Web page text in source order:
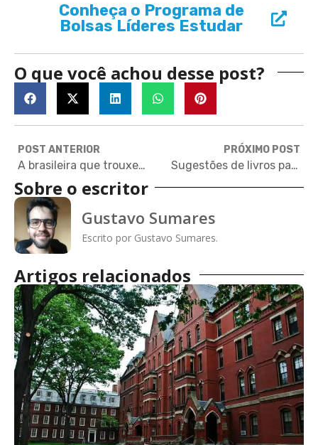
Conheça o Programa de
Bolsas Líderes Estudar
O que você achou desse post?
POST ANTERIOR
A brasileira que trouxe conhecimento da Columbia para formar líderes na educação brasileira
PRÓXIMO POST
Sugestões de livros para ler nas férias, por Barack Obama, Bill Gates e muito mais
Sobre o escritor
Gustavo Sumares
Escrito por Gustavo Sumares.
Artigos relacionados